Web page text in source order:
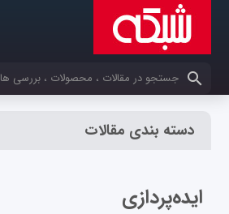
کلمات کلیدی خود را وارد کنید
دسته بندی مقالات
ایده‌پردازی